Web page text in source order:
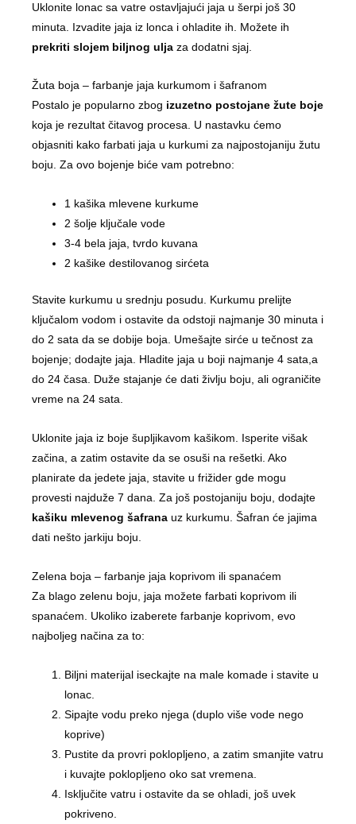
Uklonite lonac sa vatre ostavljajući jaja u šerpi još 30
minuta. Izvadite jaja iz lonca i ohladite ih. Možete ih
prekriti slojem biljnog ulja za dodatni sjaj.
Žuta boja – farbanje jaja kurkumom i šafranom
Postalo je popularno zbog izuzetno postojane žute boje
koja je rezultat čitavog procesa. U nastavku ćemo
objasniti kako farbati jaja u kurkumi za najpostojaniju žutu
boju. Za ovo bojenje biće vam potrebno:
1 kašika mlevene kurkume
2 šolje ključale vode
3-4 bela jaja, tvrdo kuvana
2 kašike destilovanog sirćeta
Stavite kurkumu u srednju posudu. Kurkumu prelijte
ključalom vodom i ostavite da odstoji najmanje 30 minuta i
do 2 sata da se dobije boja. Umešajte sirće u tečnost za
bojenje; dodajte jaja. Hladite jaja u boji najmanje 4 sata,a
do 24 časa. Duže stajanje će dati življu boju, ali ograničite
vreme na 24 sata.
Uklonite jaja iz boje šupljikavom kašikom. Isperite višak
začina, a zatim ostavite da se osuši na rešetki. Ako
planirate da jedete jaja, stavite u frižider gde mogu
provesti najduže 7 dana. Za još postojaniju boju, dodajte
kašiku mlevenog šafrana uz kurkumu. Šafran će jajima
dati nešto jarkiju boju.
Zelena boja – farbanje jaja koprivom ili spanaćem
Za blago zelenu boju, jaja možete farbati koprivom ili
spanaćem. Ukoliko izaberete farbanje koprivom, evo
najboljeg načina za to:
Biljni materijal iseckajte na male komade i stavite u
lonac.
Sipajte vodu preko njega (duplo više vode nego
koprive)
Pustite da provri poklopljeno, a zatim smanjite vatru
i kuvajte poklopljeno oko sat vremena.
Isključite vatru i ostavite da se ohladi, još uvek
pokriveno.